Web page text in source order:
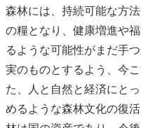
森林には、持続可能な方
の糧となり、健康増進や
るような可能性がまだ手
実のものとするよう、今
た、人と自然と経済にと
めるような森林文化の復